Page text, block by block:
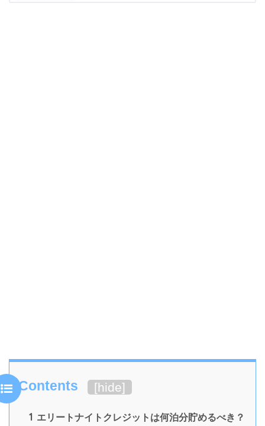
Contents [hide]
1 エリートナイトクレジットは何泊分貯めるべき？